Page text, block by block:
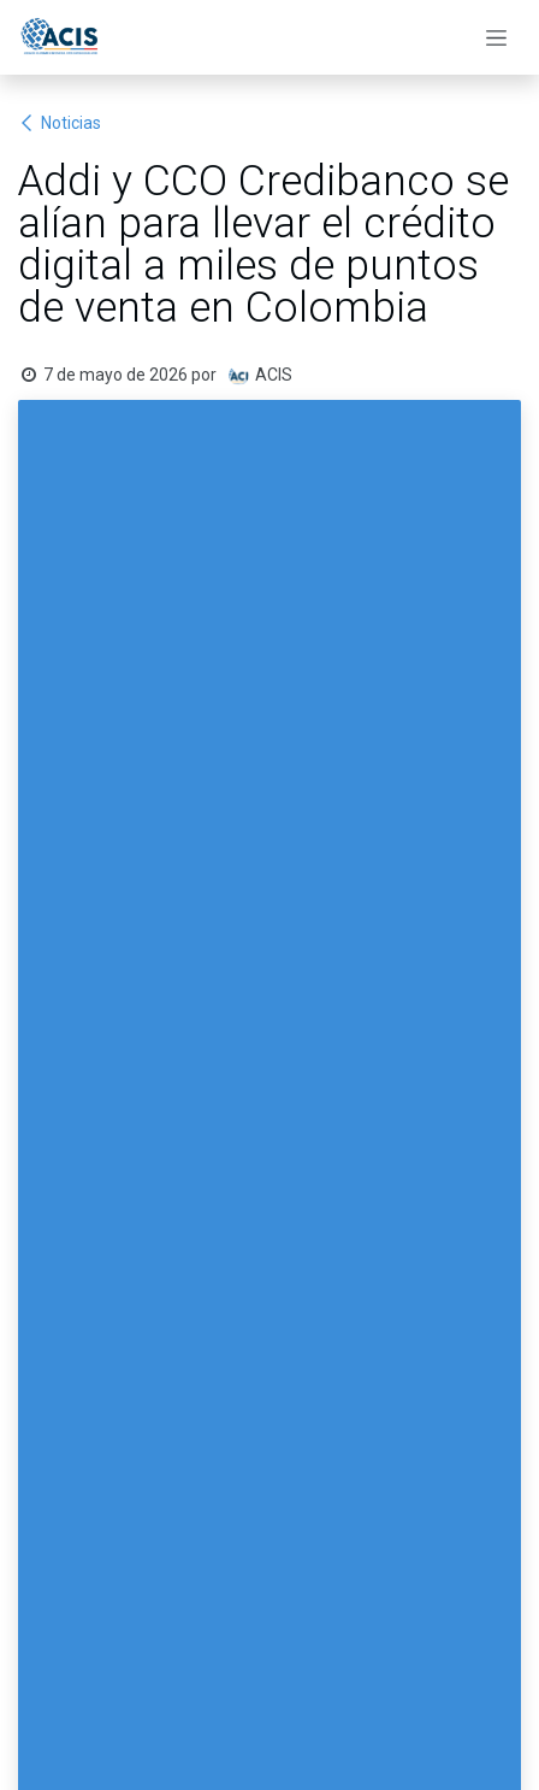
Noticias
Addi y CCO Credibanco se
alían para llevar el crédito
digital a miles de puntos
de venta en Colombia
7 de mayo de 2026 por ACIS